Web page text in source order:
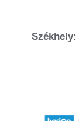
Székhely: